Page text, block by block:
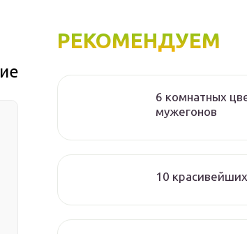
РЕКОМЕНДУЕМ
6 комнатных
мужегонов
10